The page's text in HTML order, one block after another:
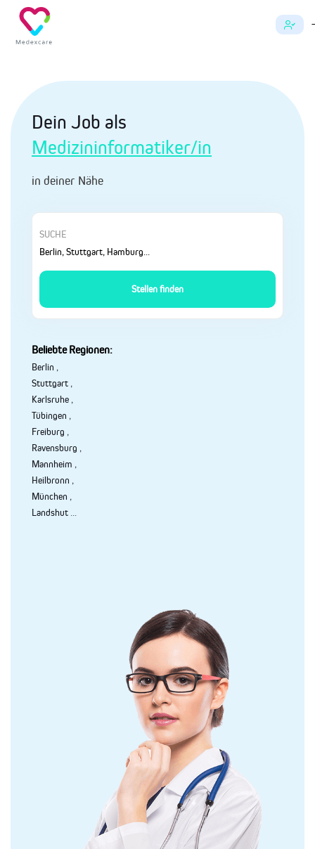
Dein Job als
Medizininformatiker/in
in deiner Nähe
SUCHE
Stellen finden
Beliebte Regionen:
Berlin ,
Stuttgart ,
Karlsruhe ,
Tübingen ,
Freiburg ,
Ravensburg ,
Mannheim ,
Heilbronn ,
München ,
Landshut